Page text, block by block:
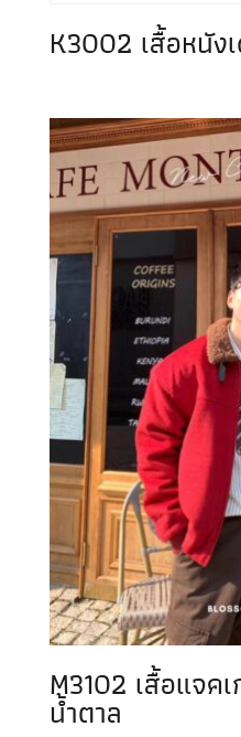
K3002 เสื้อหนัง
M3102 เสื้อแจค
น้ำตาล